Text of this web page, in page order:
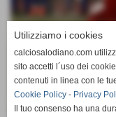
Utilizziamo i cookies
calciosalodiano.com
sito accetti l´uso dei
contenuti in linea con le
Cookie Policy - Privacy
Il tuo consenso ha una